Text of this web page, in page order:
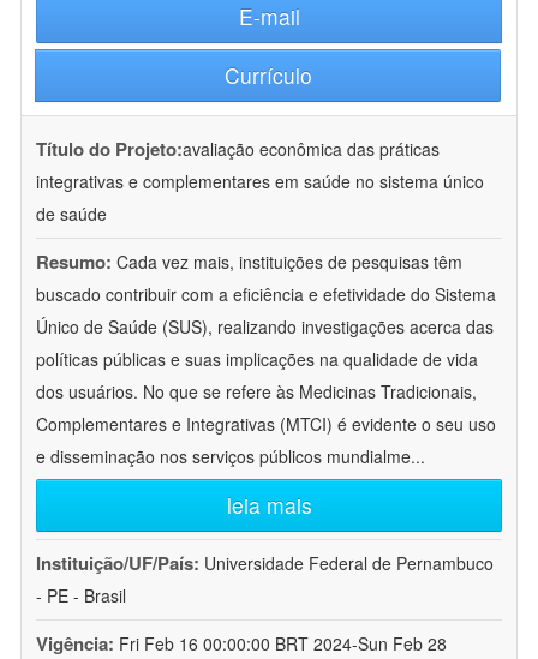
E-mail
Currículo
Título do Projeto:avaliação econômica das práticas
integrativas e complementares em saúde no sistema único
de saúde
Resumo: Cada vez mais, instituições de pesquisas têm
buscado contribuir com a eficiência e efetividade do Sistema
Único de Saúde (SUS), realizando investigações acerca das
políticas públicas e suas implicações na qualidade de vida
dos usuários. No que se refere às Medicinas Tradicionais,
Complementares e Integrativas (MTCI) é evidente o seu uso
e disseminação nos serviços públicos mundialme...
leia mais
Instituição/UF/País: Universidade Federal de Pernambuco
- PE - Brasil
Vigência: Fri Feb 16 00:00:00 BRT 2024-Sun Feb 28